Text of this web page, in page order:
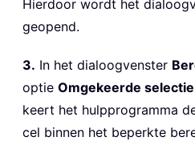
Hierdoor wordt het
geopend.
3. In het dialoogvenster
optie Omgekeerde selectie
keert het hulpprogramma
cel binnen het beperkte